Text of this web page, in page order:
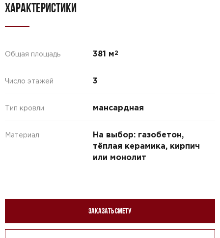
ХАРАКТЕРИСТИКИ
Общая площадь 381 м2
Число этажей 3
Тип кровли мансардная
Материал
На выбор: газобетон,
тёплая керамика, кирпич
или монолит
Заказать смету